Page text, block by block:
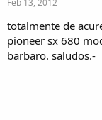
Feb 13, 2012
totalmente de
pioneer sx 680
barbaro. saludos.-